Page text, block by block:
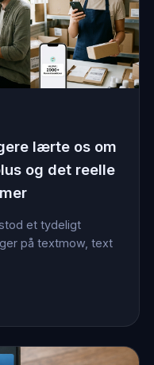
lærte os om
og det reelle
et tydeligt
på textmow, text